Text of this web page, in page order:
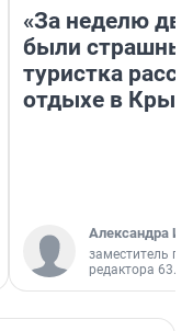
«За неделю
были
туристка
отдыхе в
Александра
заместитель
редактора 63.RU